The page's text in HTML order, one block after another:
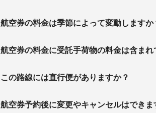
航空券の料金は季節によって変動しますか
航空券の料金に受託手荷物の料金は含まれ
この路線には直行便がありますか？
航空券予約後に変更やキャンセルはできま